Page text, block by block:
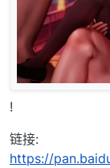
!
链接:
https://